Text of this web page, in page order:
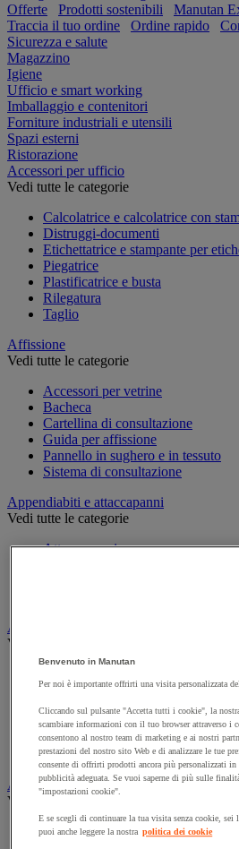
Offerte Prodotti sostenibili
Manutan
Traccia il tuo ordine
Ordine rapido
Sicurezza e salute
Magazzino
Igiene
Ufficio e smart working
Imballaggio e contenitori
Forniture industriali e utensili
Spazi esterni
Ristorazione
Accessori per ufficio
Vedi tutte le categorie
Calcolatrice e calcolatrice con
Distruggi-documenti
Etichettatrice e stampante per
Piegatrice
Plastificatrice e busta
Rilegatura
Taglio
Affissione
Vedi tutte le categorie
Accessori per vetrine
Bacheca
Cartellina di consultazione
Guida per affissione
Pannello in sughero e in tessuto
Sistema di consultazione
Appendiabiti e attaccapanni
Vedi tutte le categorie
Attaccapanni
Armadio e archiviazione
Vedi tutte le categorie
Archiviazione per cartelle sospese
Armadio
Armadio per ufficio
Carrello da ufficio
Libreria
Audiovisivi
Vedi tutte le categorie
Attrezzature audio e Hi-Fi
Benvenuto in Manutan
Per noi è importante offrirti una visita personalizzata
Cliccando sul pulsante "Accetta tutti i cookie", la
scambiare informazioni con il tuo browser attraverso i
consentono al nostro team di marketing e ai nostri
prestazioni del nostro sito Web e di analizzare le tue
consente di offrirti prodotti ancora più personalizzati in
pubblicità adeguata. Se vuoi saperne di più sulle
"impostazioni cookie".
E se scegli di continuare la tua visita senza cookie, sei
puoi anche leggere la nostra politica dei cookie